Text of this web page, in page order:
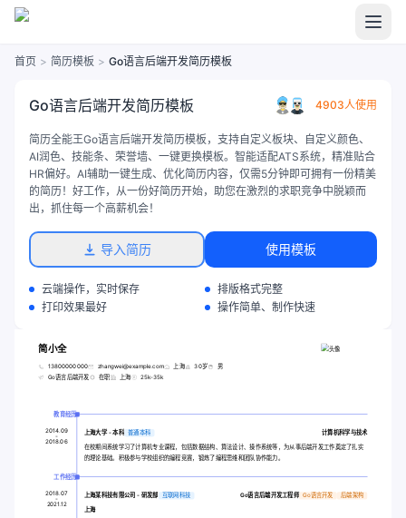
首页 > 简历模板 > Go语言后端开发简历模板
Go语言后端开发简历模板 4903人使用
简历全能王Go语言后端开发简历模板，支持自定义板块、自定义颜色、
AI润色、技能条、荣誉墙、一键更换模板。智能适配ATS系统，精准贴合
HR偏好。AI辅助一键生成、优化简历内容，仅需5分钟即可拥有一份精美
的简历！好工作，从一份好简历开始，助您在激烈的求职竞争中脱颖而
出，抓住每一个高薪机会！
导入简历 使用模板
云端操作，实时保存
排版格式完整
打印效果最好
操作简单、制作快速
简小全
13800000000 zhangwei@example.com 上海 30岁 男
Go语言后端开发 在职 上海 25k-35k
教育经历
2014.09
-
2018.06
上海大学 - 本科 普通本科 计算机科学与技术
在校期间系统学习了计算机专业课程，包括数据结构、算法设计、操作系统等，为从事后端开发工作奠定了扎实
的理论基础。积极参与学校组织的编程竞赛，锻炼了编程思维和团队协作能力。
工作经历
2018.07
-
2021.12
上海某科技有限公司 - 研发部 互联网科技 Go语言后端开发工程师 Go语言开发 后端架构
上海